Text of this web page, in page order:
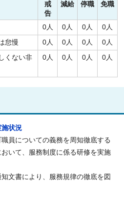
戒
告
減給 停職 免職
0人 0人 0人 0人
怠慢 0人 0人 0人 0人
くない非
0人 0人 0人 0人
状況
員についての義務を周知徹底する
いて、服務制度に係る研修を実施
文書により、服務規律の徹底を図